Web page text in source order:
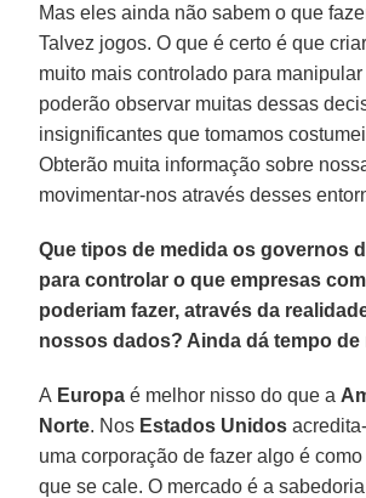
Mas eles ainda não sabem o que
Talvez jogos. O que é certo é que
muito mais controlado para
poderão observar muitas dessas
insignificantes que tomamos
Obterão muita informação sobre
movimentar-nos através desses
Que tipos de medida os governos
para controlar o que empresas
poderiam fazer, através da
nossos dados? Ainda dá tempo
A Europa é melhor nisso do que a
Norte. Nos Estados Unidos
uma corporação de fazer algo é
que se cale. O mercado é a